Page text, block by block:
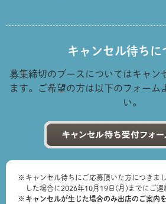
キャンセル待ちに
募集締切のブースについてはキャン
ます。ご希望の方は以下のフォーム
い。
キャンセル待ちにご応募頂いた方につきま
した場合に2026年10月19日(月)までにご連
キャンセルが生じた場合のみ出店のご案内